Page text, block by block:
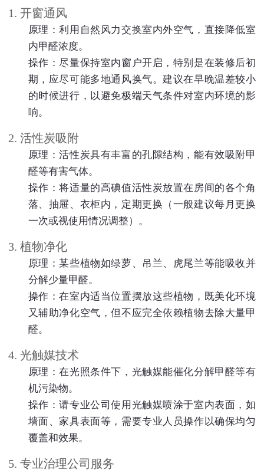
1. 开窗通风
原理：利用自然风力交换室内外空气，直接降低室
内甲醛浓度。
操作：尽量保持室内窗户开启，特别是在装修后初
期，应尽可能多地通风换气。建议在早晚温差较小
的时候进行，以避免极端天气条件对室内环境的影
响。
2. 活性炭吸附
原理：活性炭具有丰富的孔隙结构，能有效吸附甲
醛等有害气体。
操作：将适量的高碘值活性炭放置在房间的各个角
落、抽屉、衣柜内，定期更换（一般建议每月更换
一次或视使用情况调整）。
3. 植物净化
原理：某些植物如绿萝、吊兰、虎尾兰等能吸收并
分解少量甲醛。
操作：在室内适当位置摆放这些植物，既美化环境
又辅助净化空气，但不应完全依赖植物去除大量甲
醛。
4. 光触媒技术
原理：在光照条件下，光触媒能催化分解甲醛等有
机污染物。
操作：请专业公司使用光触媒喷涂于室内表面，如
墙面、家具表面等，需要专业人员操作以确保均匀
覆盖和效果。
5. 专业治理公司服务